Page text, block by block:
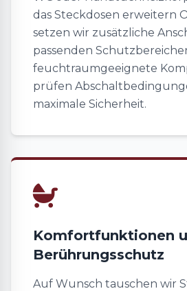
das Steckdosen erweitern
setzen wir zusätzliche
passenden
feuchtraumgeeignete
prüfen
maximale Sicherheit.
Komfortfunktionen
Berührungsschutz
Auf Wunsch tauschen wir